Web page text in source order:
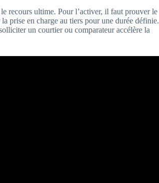
recours ultime. Pour l’activer, il faut prouver le
prise en charge au tiers pour une durée définie.
un courtier ou comparateur accélère la